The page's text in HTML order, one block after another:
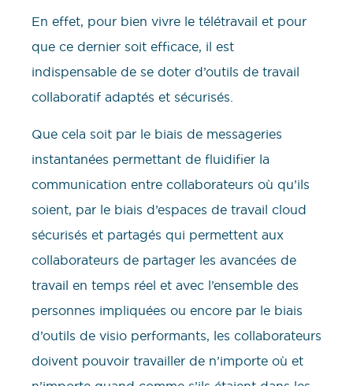
En effet, pour bien vivre le télétravail et pour
que ce dernier soit efficace, il est
indispensable de se doter d’outils de travail
collaboratif adaptés et sécurisés.
Que cela soit par le biais de messageries
instantanées permettant de fluidifier la
communication entre collaborateurs où qu’ils
soient, par le biais d’espaces de travail cloud
sécurisés et partagés qui permettent aux
collaborateurs de partager les avancées de
travail en temps réel et avec l’ensemble des
personnes impliquées ou encore par le biais
d’outils de visio performants, les collaborateurs
doivent pouvoir travailler de n’importe où et